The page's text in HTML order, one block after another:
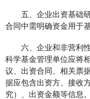
五、企业出资基础
合同中需明确资金用于
六、企业和非营利
科学基金管理单位应将
议、出资合同、相关票
据应包含出资方、接收
究）、出资金额等信息。